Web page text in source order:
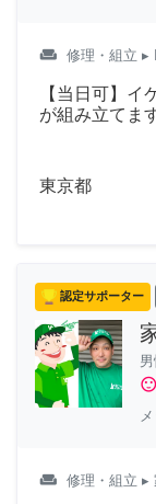
weekend 修理・組立 ▸
【当日可】イ
が組み立てま
東京都
認定サポーター
sentiment_satisfied
weekend 修理・組立 ▸